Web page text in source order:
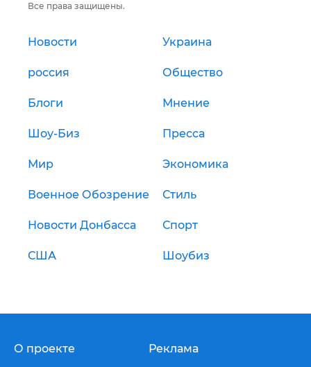
Все права защищены.
Новости Украина
россия Общество
Блоги Мнение
Шоу-Биз Пресса
Мир Экономика
Военное Обозрение Стиль
Новости Донбасса Спорт
США Шоубиз
О проекте Реклама